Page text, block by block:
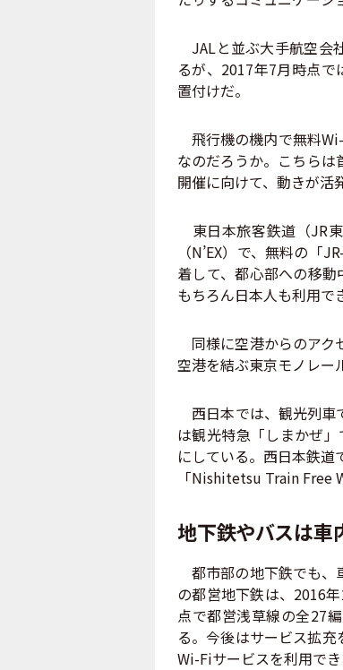
JALと並ぶ大手航空会
るが、2017年7月時点
置付けだ。
飛行機の機内で無料
なのだろうか。こちら
開催に向けて、動きが活
東日本旅客鉄道（JR
（N’EX）で、無料の「
着して、都心部への移動
もちろん日本人も利用で
同様に空港からのアク
空港を結ぶ東京モノレー
西日本では、観光列車
は観光特急「しまかぜ
にしている。西日本鉄
「Nishitetsu Train Free
地下鉄やバスは車
都市部の地下鉄でも、
の都営地下鉄は、2016
点で都営浅草線の全27
る。今後はサービス拡
Wi-Fiサービスを利用でき